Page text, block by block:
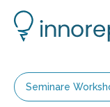
Seminare